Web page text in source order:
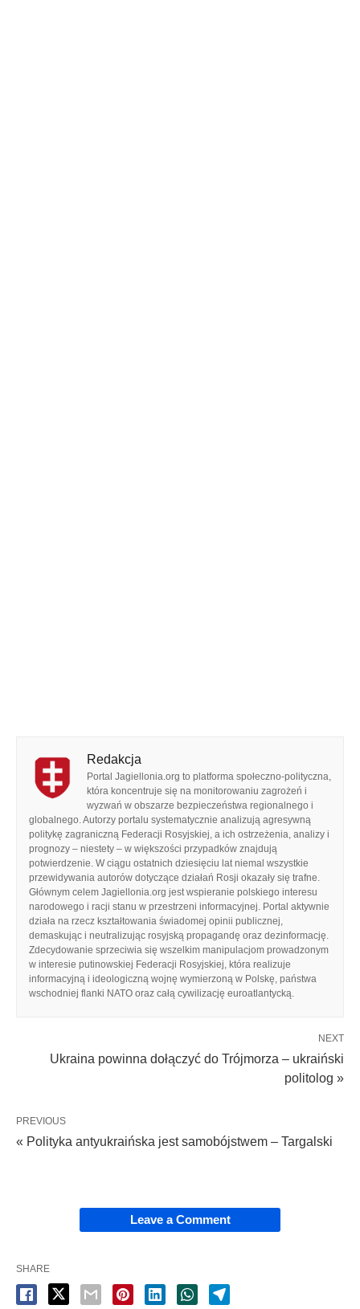
Redakcja
Portal Jagiellonia.org to platforma społeczno-polityczna,
która koncentruje się na monitorowaniu zagrożeń i
wyzwań w obszarze bezpieczeństwa regionalnego i
globalnego. Autorzy portalu systematycznie analizują agresywną
politykę zagraniczną Federacji Rosyjskiej, a ich ostrzeżenia, analizy i
prognozy – niestety – w większości przypadków znajdują
potwierdzenie. W ciągu ostatnich dziesięciu lat niemal wszystkie
przewidywania autorów dotyczące działań Rosji okazały się trafne.
Głównym celem Jagiellonia.org jest wspieranie polskiego interesu
narodowego i racji stanu w przestrzeni informacyjnej. Portal aktywnie
działa na rzecz kształtowania świadomej opinii publicznej,
demaskując i neutralizując rosyjską propagandę oraz dezinformację.
Zdecydowanie sprzeciwia się wszelkim manipulacjom prowadzonym
w interesie putinowskiej Federacji Rosyjskiej, która realizuje
informacyjną i ideologiczną wojnę wymierzoną w Polskę, państwa
wschodniej flanki NATO oraz całą cywilizację euroatlantycką.
NEXT
Ukraina powinna dołączyć do Trójmorza – ukraiński
politolog »
PREVIOUS
« Polityka antyukraińska jest samobójstwem – Targalski
Leave a Comment
SHARE